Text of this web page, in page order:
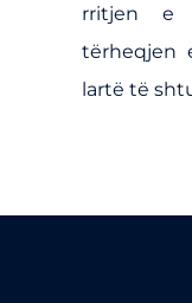
rritjen e
tërheqjen
lartë të